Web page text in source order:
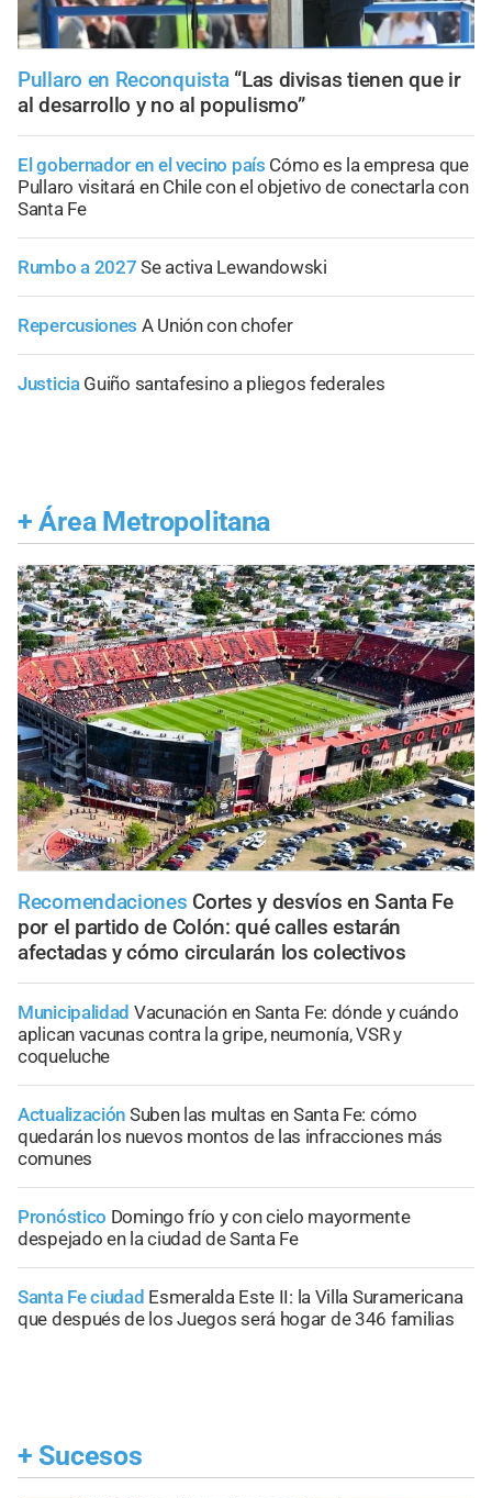
Pullaro en Reconquista “Las divisas tienen que ir
al desarrollo y no al populismo”
El gobernador en el vecino país Cómo es la empresa que
Pullaro visitará en Chile con el objetivo de conectarla con
Santa Fe
Rumbo a 2027 Se activa Lewandowski
Repercusiones A Unión con chofer
Justicia Guiño santafesino a pliegos federales
+ Área Metropolitana
Recomendaciones Cortes y desvíos en Santa Fe
por el partido de Colón: qué calles estarán
afectadas y cómo circularán los colectivos
Municipalidad Vacunación en Santa Fe: dónde y cuándo
aplican vacunas contra la gripe, neumonía, VSR y
coqueluche
Actualización Suben las multas en Santa Fe: cómo
quedarán los nuevos montos de las infracciones más
comunes
Pronóstico Domingo frío y con cielo mayormente
despejado en la ciudad de Santa Fe
Santa Fe ciudad Esmeralda Este II: la Villa Suramericana
que después de los Juegos será hogar de 346 familias
+ Sucesos